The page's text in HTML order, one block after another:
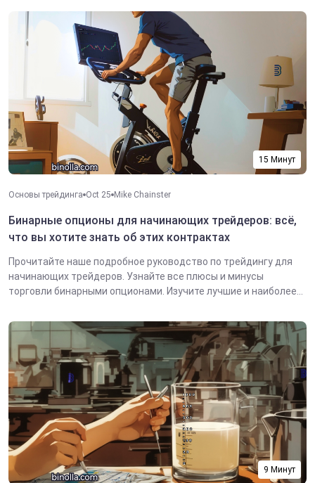
15 Минут
Основы трейдинга Oct 25 Mike Chainster
Бинарные опционы для начинающих трейдеров: всё,
что вы хотите знать об этих контрактах
Прочитайте наше подробное руководство по трейдингу для
начинающих трейдеров. Узнайте все плюсы и минусы
торговли бинарными опционами. Изучите лучшие и наиболее...
9 Минут